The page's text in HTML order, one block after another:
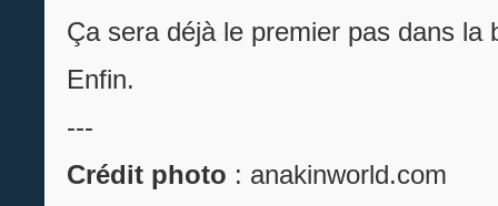
Ça sera déjà le premier pas dans la
Enfin.
---
Crédit photo : anakinworld.com